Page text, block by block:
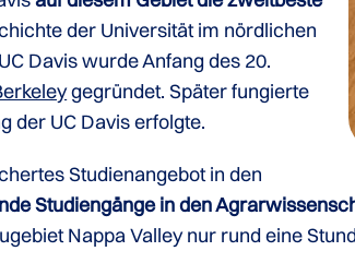
der Universität im nördlichen
Davis wurde Anfang des 20.
gegründet. Später fungierte
der UC Davis erfolgte.
Studienangebot in den
Studiengänge in den
Nappa Valley nur rund eine